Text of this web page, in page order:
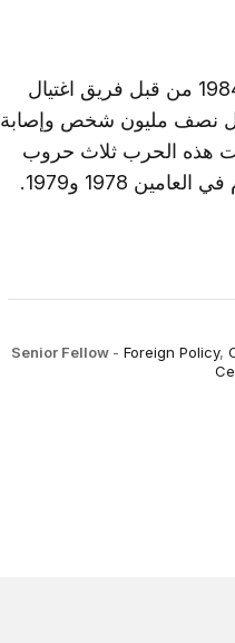
اُغتِيل أويسي في باريس في السابع من فبراير عام 1984 من قبل فريق اغتيال
نصف مليون شخص وإصابة
هذه الحرب ثلاث حروب
1978 و1979.
Senior Fellow -Foreign Policy,